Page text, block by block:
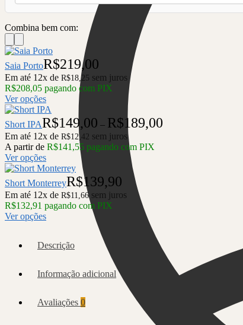
Combina bem com:
Saia PortoR$219,00
Em até 12x de R$18,25 sem juros
R$208,05 pagando com PIX
Ver opções
Short IPAR$149,00 – R$189,00
Em até 12x de R$12,42 sem juros
A partir de R$141,55 pagando com PIX
Ver opções
Short MonterreyR$139,90
Em até 12x de R$11,66 sem juros
R$132,91 pagando com PIX
Ver opções
Descrição
Informação adicional
Avaliações 0